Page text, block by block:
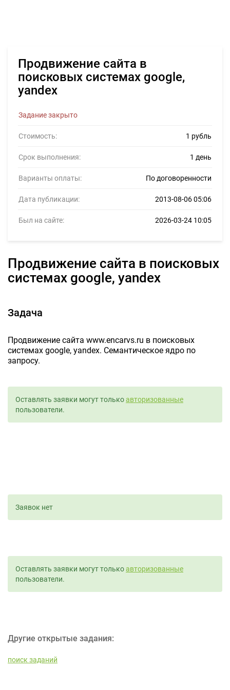
Продвижение сайта в
поисковых системах google,
yandex
Задание закрыто
Стоимость: 1 рубль
Срок выполнения: 1 день
Варианты оплаты: По договоренности
Дата публикации: 2013-08-06 05:06
Был на сайте: 2026-03-24 10:05
Продвижение сайта в поисковых
системах google, yandex
Задача
Продвижение сайта www.encarvs.ru в поисковых
системах google, yandex. Семантическое ядро по
запросу.
Оставлять заявки могут толькоавторизованные
пользователи.
Заявок нет
Оставлять заявки могут толькоавторизованные
пользователи.
Другие открытые задания:
поиск заданий